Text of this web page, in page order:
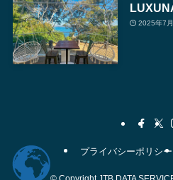
2025年7
プライバシーポリシー